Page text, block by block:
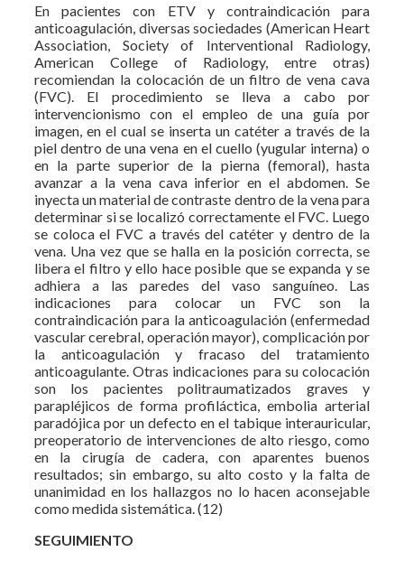
En pacientes con ETV y contraindicación para
anticoagulación, diversas sociedades (American Heart
Association, Society of Interventional Radiology,
American College of Radiology, entre otras)
recomiendan la colocación de un filtro de vena cava
(FVC). El procedimiento se lleva a cabo por
intervencionismo con el empleo de una guía por
imagen, en el cual se inserta un catéter a través de la
piel dentro de una vena en el cuello (yugular interna) o
en la parte superior de la pierna (femoral), hasta
avanzar a la vena cava inferior en el abdomen. Se
inyecta un material de contraste dentro de la vena para
determinar si se localizó correctamente el FVC. Luego
se coloca el FVC a través del catéter y dentro de la
vena. Una vez que se halla en la posición correcta, se
libera el filtro y ello hace posible que se expanda y se
adhiera a las paredes del vaso sanguíneo. Las
indicaciones para colocar un FVC son la
contraindicación para la anticoagulación (enfermedad
vascular cerebral, operación mayor), complicación por
la anticoagulación y fracaso del tratamiento
anticoagulante. Otras indicaciones para su colocación
son los pacientes politraumatizados graves y
parapléjicos de forma profiláctica, embolia arterial
paradójica por un defecto en el tabique interauricular,
preoperatorio de intervenciones de alto riesgo, como
en la cirugía de cadera, con aparentes buenos
resultados; sin embargo, su alto costo y la falta de
unanimidad en los hallazgos no lo hacen aconsejable
como medida sistemática. (12)
SEGUIMIENTO